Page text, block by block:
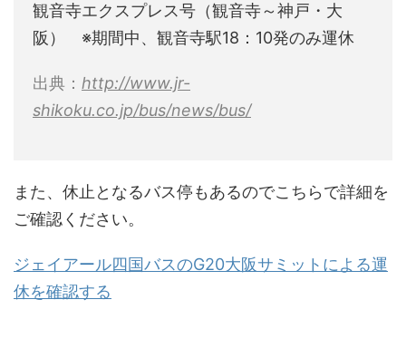
観音寺エクスプレス号（観音寺～神戸・大
阪） ※期間中、観音寺駅18：10発のみ運休
出典： http://www.jr-
shikoku.co.jp/bus/news/bus/
また、休止となるバス停もあるのでこちらで詳細を
ご確認ください。
ジェイアール四国バスのG20大阪サミットによる運
休を確認する